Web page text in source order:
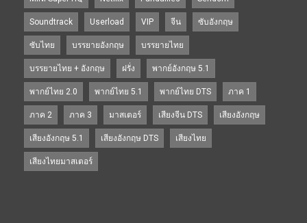
Soundtrack Userload VIP จีน ซับอังกฤษ
ซับไทย บรรยายอังกฤษ บรรยายไทย
บรรยายไทย + อังกฤษ ฝรั่ง พากย์อังกฤษ 5.1
พากย์ไทย 2.0 พากย์ไทย 5.1 พากย์ไทย DTS ภาค 1
ภาค 2 ภาค 3 มาสเตอร์ เสียงจีน DTS เสียงอังกฤษ
เสียงอังกฤษ 5.1 เสียงอังกฤษ DTS เสียงไทย
เสียงไทยมาสเตอร์